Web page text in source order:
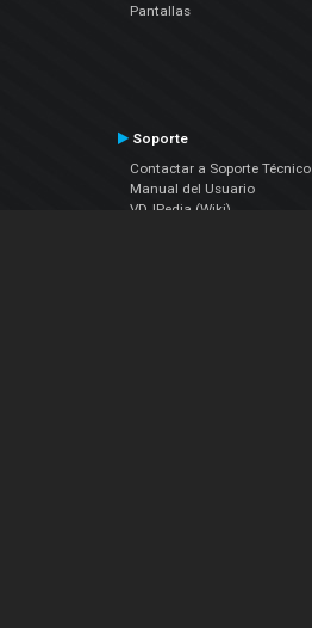
Pantallas
Soporte
Contactar a Soporte Técnico
Manual del Usuario
VDJPedia (Wiki)